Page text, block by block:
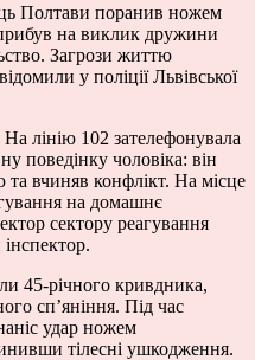
Полтави поранив ножем
на виклик дружини
Загрози життю
у поліції Львівської
лінію 102 зателефонувала
поведінку чоловіка: він
вчиняв конфлікт. На місце
на домашнє
сектору реагування
інспектор.
45-річного кривдника,
сп’яніння. Під час
удар ножем
тілесні ушкодження.